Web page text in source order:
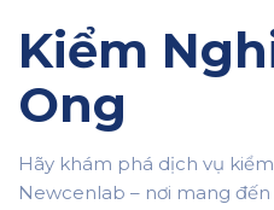
Kiểm
Ong
Hãy khám phá dịch vụ
Newcenlab – nơi mang